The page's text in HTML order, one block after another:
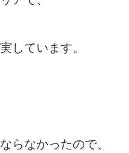
しています。
らなかったので、